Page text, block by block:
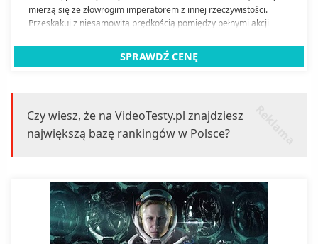
mierzą się ze złowrogim imperatorem z innej rzeczywistości.
Przeskakuj z niesamowitą prędkością pomiędzy pełnymi akcji
międzygalaktycznymi łowcami przygód, którzy wpadają z impetem
SPRAWDŹ CENĘ
Czy wiesz, że na VideoTesty.pl znajdziesz
największą bazę rankingów w Polsce?